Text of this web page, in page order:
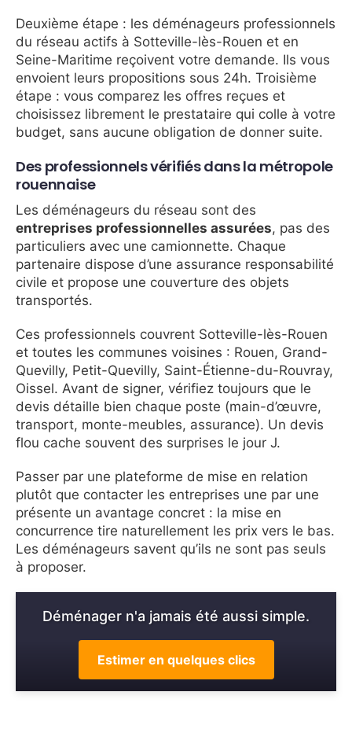
Deuxième étape : les déménageurs professionnels
du réseau actifs à Sotteville-lès-Rouen et en
Seine-Maritime reçoivent votre demande. Ils vous
envoient leurs propositions sous 24h. Troisième
étape : vous comparez les offres reçues et
choisissez librement le prestataire qui colle à votre
budget, sans aucune obligation de donner suite.
Des professionnels vérifiés dans la métropole
rouennaise
Les déménageurs du réseau sont des
entreprises professionnelles assurées, pas des
particuliers avec une camionnette. Chaque
partenaire dispose d’une assurance responsabilité
civile et propose une couverture des objets
transportés.
Ces professionnels couvrent Sotteville-lès-Rouen
et toutes les communes voisines : Rouen, Grand-
Quevilly, Petit-Quevilly, Saint-Étienne-du-Rouvray,
Oissel. Avant de signer, vérifiez toujours que le
devis détaille bien chaque poste (main-d’œuvre,
transport, monte-meubles, assurance). Un devis
flou cache souvent des surprises le jour J.
Passer par une plateforme de mise en relation
plutôt que contacter les entreprises une par une
présente un avantage concret : la mise en
concurrence tire naturellement les prix vers le bas.
Les déménageurs savent qu’ils ne sont pas seuls
à proposer.
Déménager n'a jamais été aussi simple.
Estimer en quelques clics